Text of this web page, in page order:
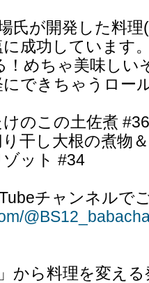
氏が開発した料理
成功しています
！めちゃ美味しい
にできちゃうロー
けのこの土佐煮 #36
り干し大根の煮物
ゾット #34
チャンネルで
から料理を変える